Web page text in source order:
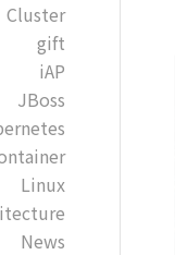
Cluster
gift
iAP
JBoss
Linux
News